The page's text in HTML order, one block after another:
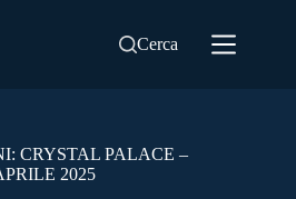
Cerca
CRYSTAL PALACE –
2025